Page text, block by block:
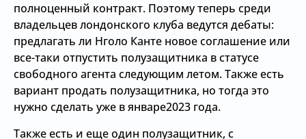
полноценный контракт. Поэтому теперь среди
владельцев лондонского клуба ведутся дебаты:
предлагать ли Нголо Канте новое соглашение или
все-таки отпустить полузащитника в статусе
свободного агента следующим летом. Также есть
вариант продать полузащитника, но тогда это
нужно сделать уже в январе2023 года.
Также есть и еще один полузащитник, с